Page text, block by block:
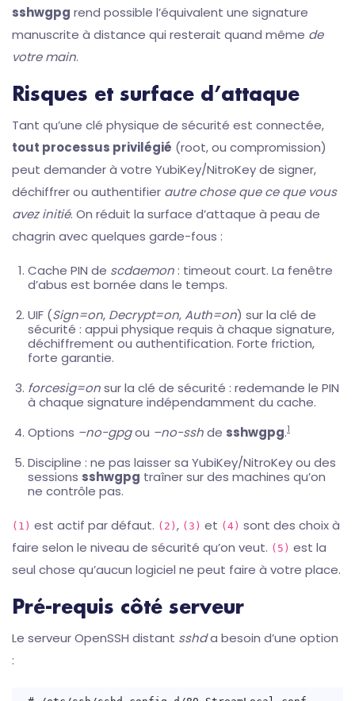
sshwgpg rend possible l’équivalent une signature
manuscrite à distance qui resterait quand même de
votre main.
Risques et surface d’attaque
Tant qu’une clé physique de sécurité est connectée,
tout processus privilégié (root, ou compromission)
peut demander à votre YubiKey/NitroKey de signer,
déchiffrer ou authentifier autre chose que ce que vous
avez initié. On réduit la surface d’attaque à peau de
chagrin avec quelques garde-fous :
Cache PIN de scdaemon : timeout court. La fenêtre
d’abus est bornée dans le temps.
UIF (Sign=on, Decrypt=on,Auth=on) sur la clé de
sécurité : appui physique requis à chaque signature,
déchiffrement ou authentification. Forte friction,
forte garantie.
forcesig=onsur la clé de sécurité : redemande le PIN
à chaque signature indépendamment du cache.
Options –no-gpgou –no-sshde sshwgpg.1
Discipline : ne pas laisser sa YubiKey/NitroKey ou des
sessions sshwgpg traîner sur des machines qu’on
ne contrôle pas.
(1) est actif par défaut. (2) , (3) et (4) sont des choix à
faire selon le niveau de sécurité qu’on veut. (5) est la
seul chose qu’aucun logiciel ne peut faire à votre place.
Pré-requis côté serveur
Le serveur OpenSSH distant sshda besoin d’une option
: